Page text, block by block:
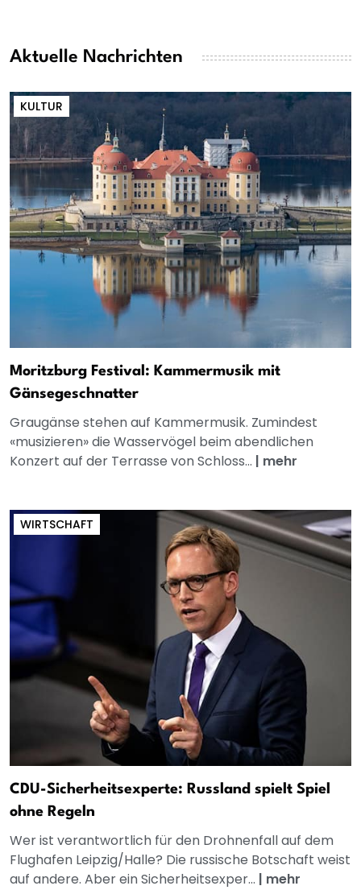
Aktuelle Nachrichten
KULTUR
Moritzburg Festival: Kammermusik mit
Gänsegeschnatter
Graugänse stehen auf Kammermusik. Zumindest
«musizieren» die Wasservögel beim abendlichen
Konzert auf der Terrasse von Schloss... | mehr
WIRTSCHAFT
CDU-Sicherheitsexperte: Russland spielt Spiel
ohne Regeln
Wer ist verantwortlich für den Drohnenfall auf dem
Flughafen Leipzig/Halle? Die russische Botschaft weist
auf andere. Aber ein Sicherheitsexper... | mehr